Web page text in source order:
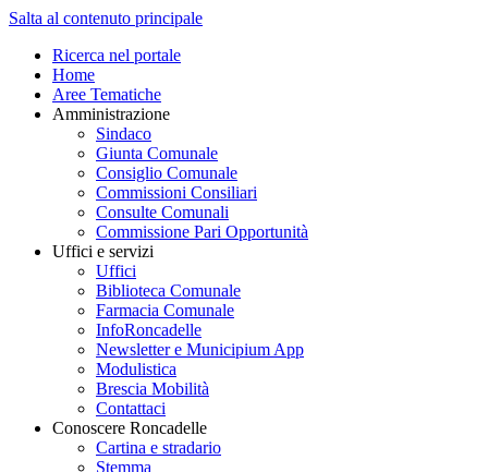
Salta al contenuto principale
Ricerca nel portale
Home
Aree Tematiche
Amministrazione
Sindaco
Giunta Comunale
Consiglio Comunale
Commissioni Consiliari
Consulte Comunali
Commissione Pari Opportunità
Uffici e servizi
Uffici
Biblioteca Comunale
Farmacia Comunale
InfoRoncadelle
Newsletter e Municipium App
Modulistica
Brescia Mobilità
Contattaci
Conoscere Roncadelle
Cartina e stradario
Stemma